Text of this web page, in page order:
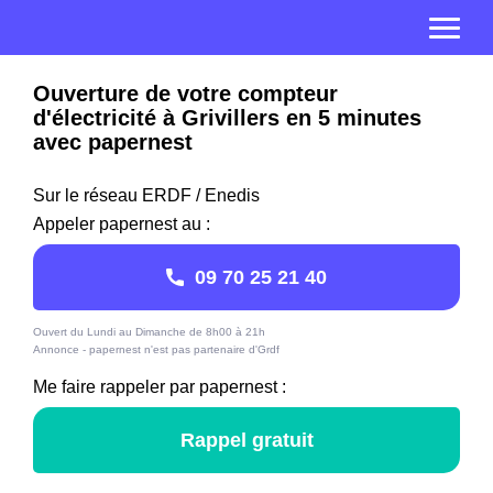
Ouverture de votre compteur
d'électricité à Grivillers en 5 minutes
avec papernest
Sur le réseau ERDF / Enedis
Appeler papernest au :
09 70 25 21 40
Ouvert du Lundi au Dimanche de 8h00 à 21h
Annonce - papernest n'est pas partenaire d'Grdf
Me faire rappeler par papernest :
Rappel gratuit